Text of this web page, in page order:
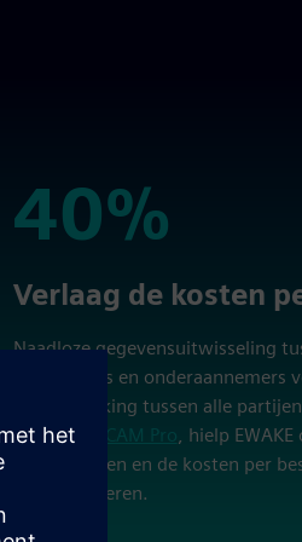
40%
40%
Verlaag de kosten
Naadloze gegevensuitwisseling
leveranciers en onderaannemers
samenwerking tussen alle
Solid Edge CAM Pro, hielp
inspanningen en de kosten per
te verminderen.